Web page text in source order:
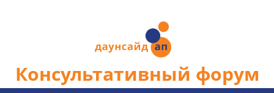
Консультативный форум